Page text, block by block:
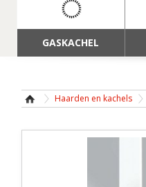
GASKACHEL
Haarden en kachels